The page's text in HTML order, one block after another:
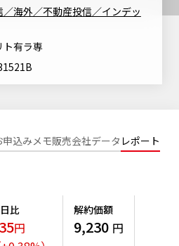
生の有無について
方針
題
組み
てください。
／海外／不動産投信／インデッ
ト有ラ専
申込みメモ販売会社データ レポート
比
円
解約価額
9,230 円